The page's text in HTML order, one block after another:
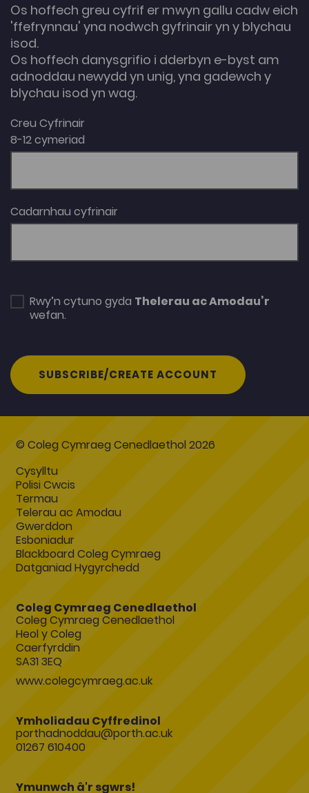
Os hoffech greu cyfrif er mwyn gallu cadw eich
'ffefrynnau' yna nodwch gyfrinair yn y blychau
isod.
Os hoffech danysgrifio i dderbyn e-byst am
adnoddau newydd yn unig, yna gadewch y
blychau isod yn wag.
Creu Cyfrinair
8-12 cymeriad
Cadarnhau cyfrinair
Rwy’n cytuno gyda Thelerau ac Amodau’r
wefan.
SUBSCRIBE/CREATE ACCOUNT
© Coleg Cymraeg Cenedlaethol 2026
Cysylltu
Polisi Cwcis
Termau
Telerau ac Amodau
Gwerddon
Esboniadur
Blackboard Coleg Cymraeg
Datganiad Hygyrchedd
Coleg Cymraeg Cenedlaethol
Coleg Cymraeg Cenedlaethol
Heol y Coleg
Caerfyrddin
SA31 3EQ
www.colegcymraeg.ac.uk
Ymholiadau Cyffredinol
porthadnoddau@porth.ac.uk
01267 610400
Ymunwch â'r sgwrs!